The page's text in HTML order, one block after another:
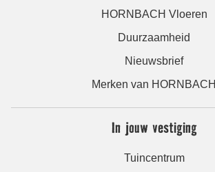
HORNBACH Vloeren
Duurzaamheid
Nieuwsbrief
Merken van HORNBACH
In jouw vestiging
Tuincentrum